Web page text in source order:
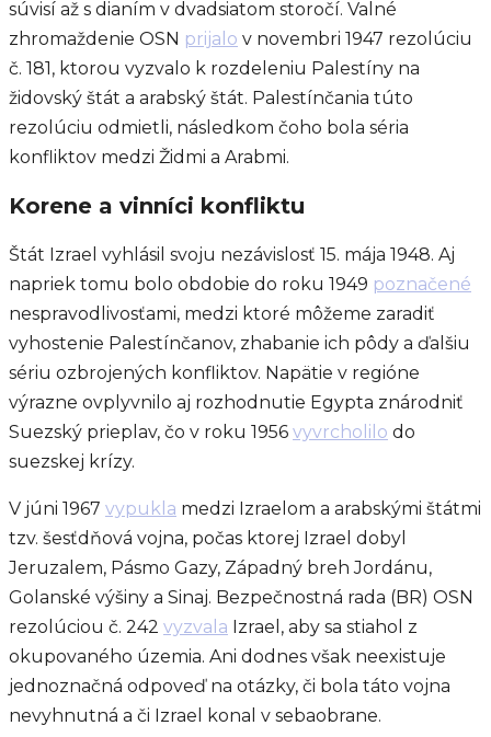
súvisí až s dianím v dvadsiatom storočí. Valné
zhromaždenie OSN prijalo v novembri 1947 rezolúciu
č. 181, ktorou vyzvalo k rozdeleniu Palestíny na
židovský štát a arabský štát. Palestínčania túto
rezolúciu odmietli, následkom čoho bola séria
konfliktov medzi Židmi a Arabmi.
Korene a vinníci konfliktu
Štát Izrael vyhlásil svoju nezávislosť 15. mája 1948. Aj
napriek tomu bolo obdobie do roku 1949 poznačené
nespravodlivosťami, medzi ktoré môžeme zaradiť
vyhostenie Palestínčanov, zhabanie ich pôdy a ďalšiu
sériu ozbrojených konfliktov. Napätie v regióne
výrazne ovplyvnilo aj rozhodnutie Egypta znárodniť
Suezský prieplav, čo v roku 1956 vyvrcholilo do
suezskej krízy.
V júni 1967 vypukla medzi Izraelom a arabskými štátmi
tzv. šesťdňová vojna, počas ktorej Izrael dobyl
Jeruzalem, Pásmo Gazy, Západný breh Jordánu,
Golanské výšiny a Sinaj. Bezpečnostná rada (BR) OSN
rezolúciou č. 242 vyzvala Izrael, aby sa stiahol z
okupovaného územia. Ani dodnes však neexistuje
jednoznačná odpoveď na otázky, či bola táto vojna
nevyhnutná a či Izrael konal v sebaobrane.